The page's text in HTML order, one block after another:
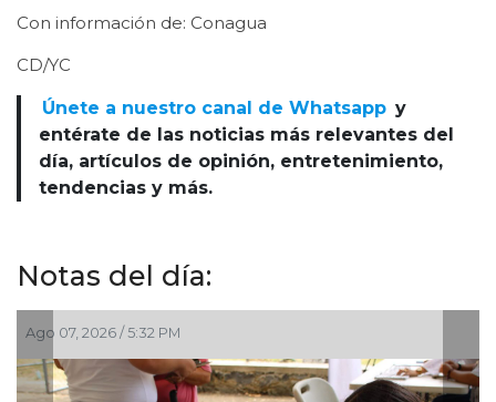
Con información de: Conagua
CD/YC
Únete a nuestro canal de Whatsapp y
entérate de las noticias más relevantes del
día, artículos de opinión, entretenimiento,
tendencias y más.
Notas del día:
Ago 07, 2026 / 5:32 PM